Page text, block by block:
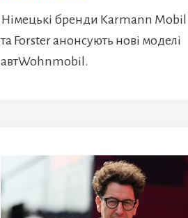
Німецькі бренди Karmann Mobil
та Forster анонсують нові моделі
автWohnmobil.